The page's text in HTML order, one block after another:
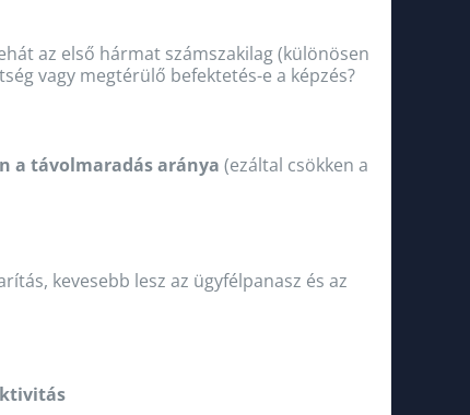
az első hármat számszakilag (különösen
vagy megtérülő befektetés-e a képzés?
a távolmaradás aránya (ezáltal csökken a
kevesebb lesz az ügyfélpanasz és az